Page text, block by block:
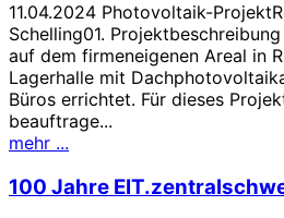
11.04.2024 Photovoltaik-
Schelling01.
auf dem firmeneigenen Areal in
Lagerhalle mit
Büros errichtet. Für dieses
beauftrage...
mehr ...
100 Jahre